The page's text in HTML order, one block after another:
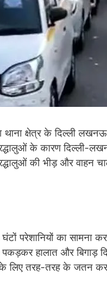
थाना क्षेत्र के दिल्ली
के कारण दिल्ली-
की भीड़ और वाहन
परेशानियों का सामना
हालात और बिगाड़
के लिए तरह-तरह के जतन